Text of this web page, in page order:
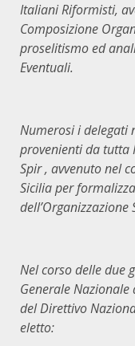
Italiani Riformisti,
Composizione
proselitismo ed
Eventuali.
Numerosi i delegati
provenienti da tutta
Spir , avvenuto nel
Sicilia per
dell’Organizzazione
Nel corso delle due
Generale
del Direttivo
eletto: